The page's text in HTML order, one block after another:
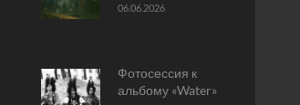
06.06.2026
Фотосессия к
альбому «Water»